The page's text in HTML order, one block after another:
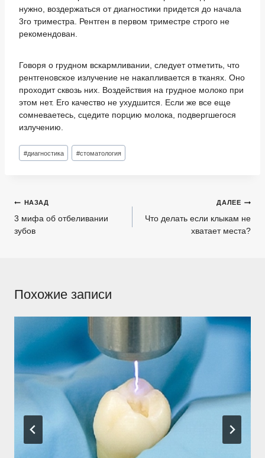
нужно, воздержаться от диагностики придется до начала
3го триместра. Рентген в первом триместре строго не
рекомендован.
Говоря о грудном вскармливании, следует отметить, что
рентгеновское излучение не накапливается в тканях. Оно
проходит сквозь них. Воздействия на грудное молоко при
этом нет. Его качество не ухудшится. Если же все еще
сомневаетесь, сцедите порцию молока, подвергшегося
излучению.
Метки
записи:
#диагностика #стоматология
Навигация
по
записям
НАЗАД
3 мифа об отбеливании
зубов
ДАЛЕЕ
Что делать если клыкам не
хватает места?
Похожие записи